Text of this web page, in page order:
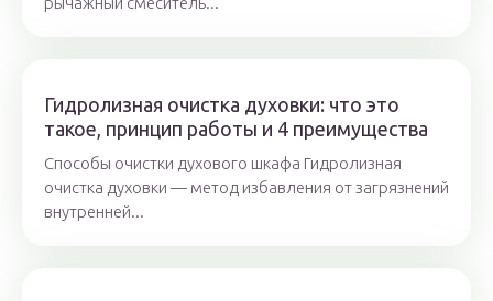
Гидролизная очистка духовки: что это
такое, принцип работы и 4 преимущества
Способы очистки духового шкафа Гидролизная
очистка духовки — метод избавления от загрязнений
внутренней...